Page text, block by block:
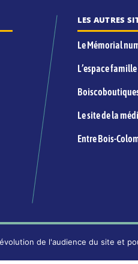
LES AUTRES
Le Mémorial
L’espace
Le site de la
Entre Bois-
INFORMATIONS
de l'audience du site et